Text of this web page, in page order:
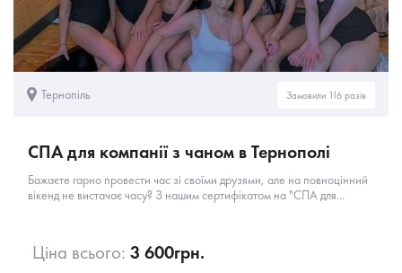
Тернопіль Замовили 116 разів
СПА для компанії з чаном в Тернополі
Бажаєте гарно провести час зі своїми друзями, але на повноцінний
вікенд не вистачає часу? З нашим сертифікатом на "СПА для...
Ціна всього: 3 600грн.